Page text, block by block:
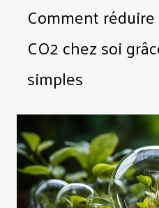
Comment
CO2 chez soi
simples